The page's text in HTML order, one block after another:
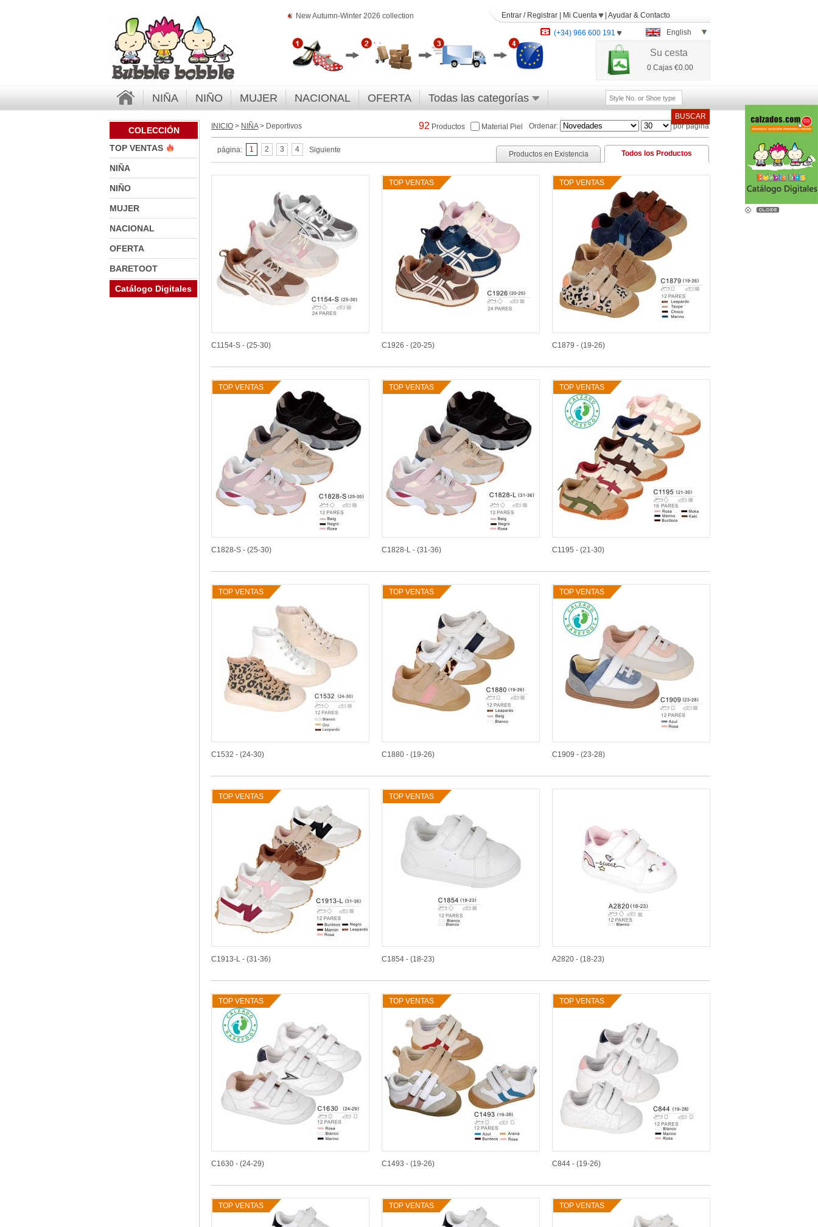
New Autumn-Winter 2026 collection Entrar / Registrar Mi Cuenta Ayudar & Contacto
(+34) 966 600 191 English
Su cesta
0Cajas €0.00
NIÑA NIÑO MUJER NACIONAL OFERTA Todas las categorías
BUSCAR
COLECCIÓN
TOP VENTAS
NIÑA
NIÑO
MUJER
NACIONAL
OFERTA
BARETOOT
Catálogo Digitales
INICIO > NIÑA> Deportivos Ordenar: por página
Material Piel
92 Productos
página: 1 2 3 4 Siguiente Productos en Existencia Todos los Productos
C1154-S - (25-30)
TOP VENTAS
C1926 - (20-25)
TOP VENTAS
C1879 - (19-26)
TOP VENTAS
C1828-S - (25-30)
TOP VENTAS
C1828-L - (31-36)
TOP VENTAS
C1195 - (21-30)
TOP VENTAS
C1532 - (24-30)
TOP VENTAS
C1880 - (19-26)
TOP VENTAS
C1909 - (23-28)
TOP VENTAS
C1913-L - (31-36)
TOP VENTAS
C1854 - (18-23) A2820 - (18-23)
TOP VENTAS
C1630 - (24-29)
TOP VENTAS
C1493 - (19-26)
TOP VENTAS
C844 - (19-26)
TOP VENTAS TOP VENTAS TOP VENTAS